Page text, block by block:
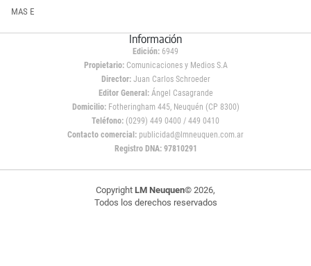
MAS E
Información
Edición: 6949
Propietario:Comunicaciones y Medios S.A
Director: Juan Carlos Schroeder
Editor General:Ángel Casagrande
Domicilio:Fotheringham 445, Neuquén (CP 8300)
Teléfono: (0299) 449 0400 / 449 0410
Contacto comercial: publicidad@lmneuquen.com.ar
Registro DNA: 97810291
Copyright LM Neuquen© 2026,
Todos los derechos reservados